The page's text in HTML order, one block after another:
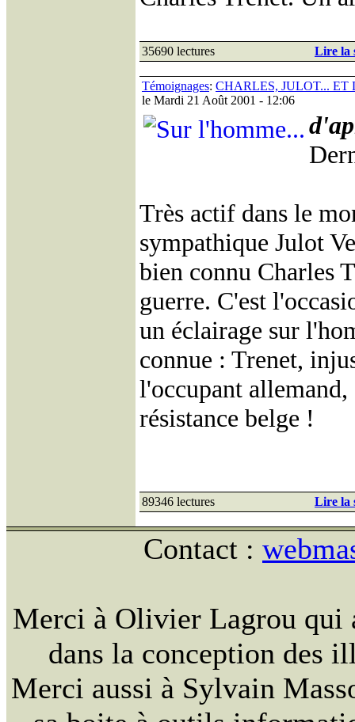
35690 lectures Lire la
Témoignages: CHARLES, JULOT... ET
le Mardi 21 Août 2001 - 12:06
Très actif dans le
sympathique Julot
bien connu Charles
guerre. C'est
un éclairage sur
connue : Trenet,
l'occupant
résistance belge !
89346 lectures Lire la
Contact :
Merci à Olivier Lagrou qui
dans la conception des
Merci aussi à Sylvain